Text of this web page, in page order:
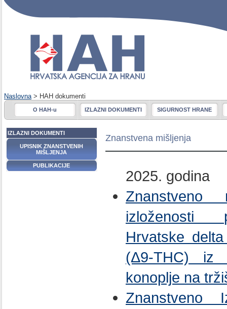
Naslovna> HAH dokumenti
O HAH-u IZLAZNI DOKUMENTI SIGURNOST HRANE
IZLAZNI DOKUMENTI
UPISNIK ZNANSTVENIH
MIŠLJENJA
PUBLIKACIJE
Znanstvena mišljenja
2025. godina
izloženosti
Hrvatske
(Δ9-THC) iz
konoplje na
Znanstveno